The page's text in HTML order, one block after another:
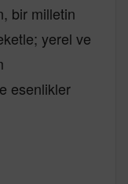
bir milletin
yerel ve
esenlikler